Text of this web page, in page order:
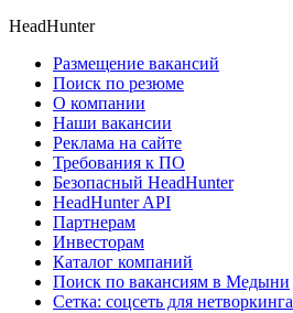
HeadHunter
Размещение вакансий
Поиск по резюме
О компании
Наши вакансии
Реклама на сайте
Требования к ПО
Безопасный HeadHunter
HeadHunter API
Партнерам
Инвесторам
Каталог компаний
Поиск по вакансиям в Медыни
Сетка: соцсеть для нетворкинга